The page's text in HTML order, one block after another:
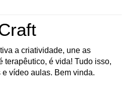
a criatividade, une as
terapêutico, é vida! Tudo isso,
vídeo aulas. Bem vinda.